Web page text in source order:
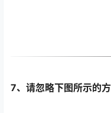
7、请忽略下图所示的